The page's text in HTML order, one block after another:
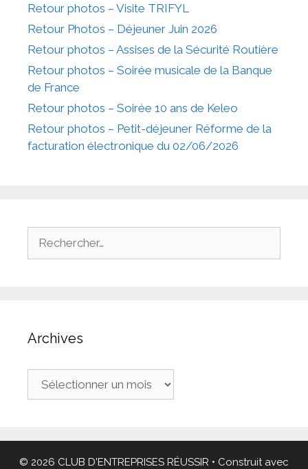
Retour photos – Visite TRIFYL
Retour Photos – Déjeuner Juin 2026
Retour photos – Assises de la Sécurité Routière
Retour photos – Soirée musicale de la Banque
de France
Retour photos – Soirée 10 ans de Keleo
Retour photos – Petit-déjeuner Réforme de la
facturation électronique du 02/06/2026
Archives
© 2026 CLUB D'ENTREPRISES RÉUSSIR • Construit avec